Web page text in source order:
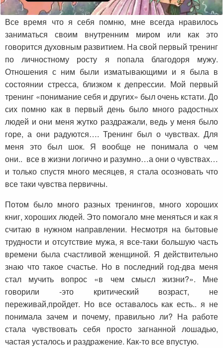
Все время что я себя помню, мне всегда нравилось
заниматься своим внутренним миром или как это
говорится духовным развитием. На свой первый тренинг
по личностному росту я попала благодоря мужу.
Отношения с ним были изматывающими и я была в
состоянии стресса, близком к депрессии. Мой первый
тренинг «понимание себя и других» был очень кстати. До
сих помню как в первый день было много радостных
людей и они меня жутко раздражали, ведь у меня было
горе, а они радуются…. Тренинг был о чувствах. Для
меня это был шок. Я вообще не понимала о чем
они.. все в жизни логично и разумно…а они о чувствах…
и только спустя много месяцев, я стала осозновать что
все таки чувства первичны.
Потом было много разных тренингов, много хороших
книг, хороших людей. Это помогало мне меняться и как я
считаю в нужном направлении. Несмотря на бытовые
трудности и отсутствие мужа, я все-таки большую часть
времени была счастливой женщиной. Я действительно
знаю что такое счастье. Но в последний год-два меня
стал мучить вопрос «в чем смысл жизни?». Мне
говорили -это критический возраст, не
переживай,пройдет. Но все оставалось как есть.. я не
понимала зачем и почему, правильно ли? На работе
стала чувствовать себя просто загнанной лошадью,
частая усталось и раздражение. Как-то все впустую.